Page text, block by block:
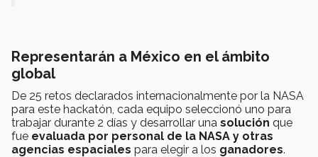
Representarán a México en el ámbito
global
De 25 retos declarados internacionalmente por la NASA
para este hackatón, cada equipo seleccionó uno para
trabajar durante 2 días y desarrollar una solución que
fue evaluada por personal de la NASA y otras
agencias espaciales para elegir a los ganadores.